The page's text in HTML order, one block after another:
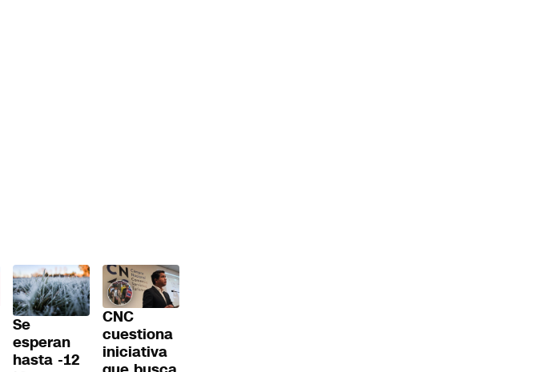
Se
esperan
hasta -12
CNC
cuestiona
iniciativa